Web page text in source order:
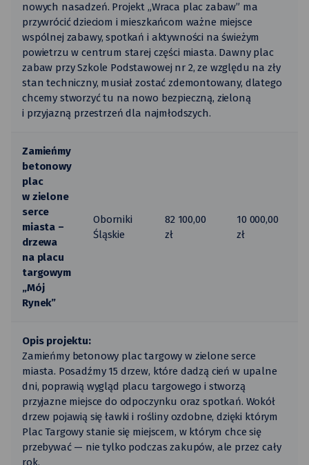
nowych nasadzeń. Projekt „Wraca plac zabaw” ma
przywrócić dzieciom i mieszkańcom ważne miejsce
wspólnej zabawy, spotkań i aktywności na świeżym
powietrzu w centrum starej części miasta. Dawny plac
zabaw przy Szkole Podstawowej nr 2, ze względu na zły
stan techniczny, musiał zostać zdemontowany, dlatego
chcemy stworzyć tu na nowo bezpieczną, zieloną
i przyjazną przestrzeń dla najmłodszych.
Zamieńmy
betonowy
plac
w zielone
serce
miasta –
drzewa
na placu
targowym
„Mój
Rynek”
Oborniki
Śląskie
82 100,00
zł
10 000,00
zł
Opis projektu:
Zamieńmy betonowy plac targowy w zielone serce
miasta. Posadźmy 15 drzew, które dadzą cień w upalne
dni, poprawią wygląd placu targowego i stworzą
przyjazne miejsce do odpoczynku oraz spotkań. Wokół
drzew pojawią się ławki i rośliny ozdobne, dzięki którym
Plac Targowy stanie się miejscem, w którym chce się
przebywać — nie tylko podczas zakupów, ale przez cały
rok.